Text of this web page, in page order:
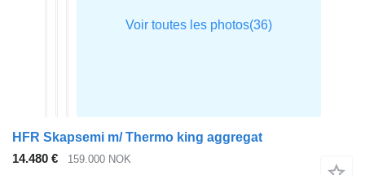
HFR Skapsemi m/ Thermo king aggregat
14.480 €
159.000 NOK